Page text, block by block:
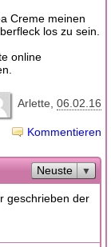
Creme meinen
los zu sein.
online
Arlette 06.02.16
Kommentieren
Neuste
geschrieben der